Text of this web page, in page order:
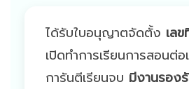
ได้รับใบอนุญาตจัดตั้ง เล
เปิดทำการเรียนการสอนต่อ
การันตีเรียนจบ มีงานรอง